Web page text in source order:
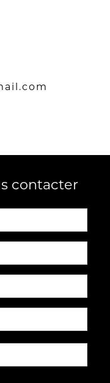
contacter